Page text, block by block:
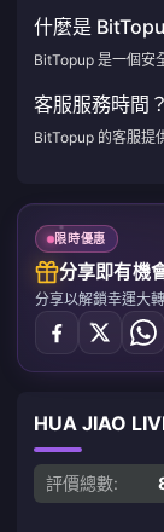
什麼是
BitTopup 是一個安
客服服務時間？
BitTopup 的客服提
限時優惠
分享即有機
分享以解鎖幸運大
HUA JIAO
評價總數: